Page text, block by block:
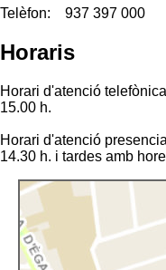
Telèfon: 937 397 000
Horaris
Horari d'atenció
15.00 h.
Horari d'atenció
14.30 h. i tardes amb